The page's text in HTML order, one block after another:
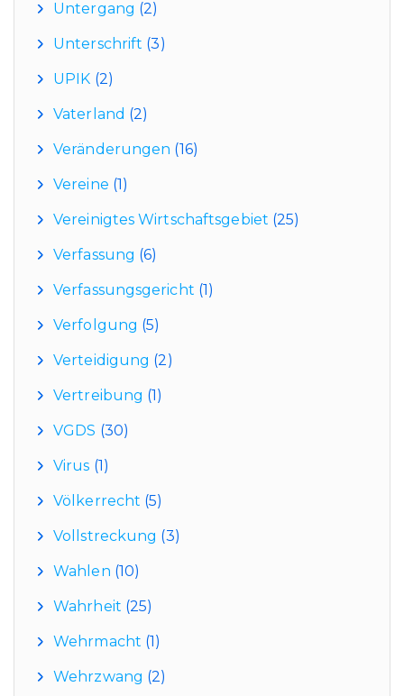
Untergang (2)
Unterschrift (3)
UPIK (2)
Vaterland (2)
Veränderungen (16)
Vereine (1)
Vereinigtes Wirtschaftsgebiet (25)
Verfassung (6)
Verfassungsgericht (1)
Verfolgung (5)
Verteidigung (2)
Vertreibung (1)
VGDS (30)
Virus (1)
Völkerrecht (5)
Vollstreckung (3)
Wahlen (10)
Wahrheit (25)
Wehrmacht (1)
Wehrzwang (2)